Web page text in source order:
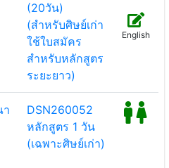
(20วัน)
(สำหรับศิษย์เก่า
ใช้ใบสมัคร
สำหรับหลักสูตร
ระยะยาว)
English
DSN260052
หลักสูตร 1 วัน
(เฉพาะศิษย์เก่า)